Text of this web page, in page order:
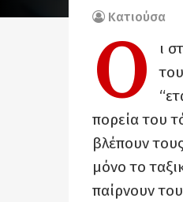
Κατιούσα
Ο
ι
πορεία του
βλέπουν
μόνο το
παίρνουν